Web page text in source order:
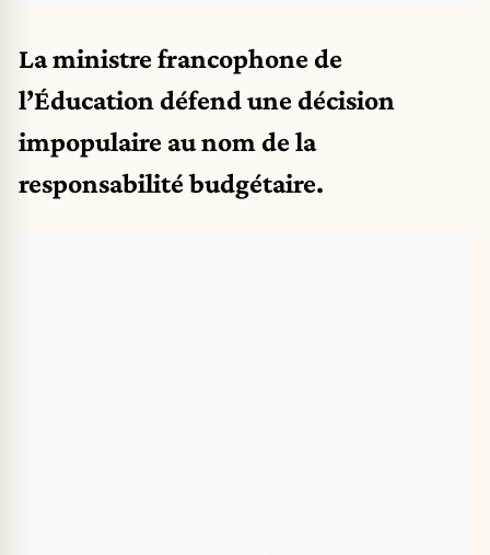
La ministre francophone de
l’Éducation défend une décision
impopulaire au nom de la
responsabilité budgétaire.